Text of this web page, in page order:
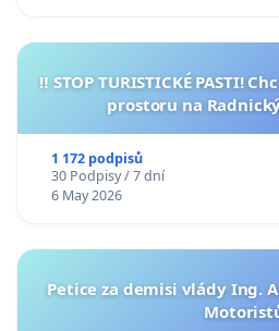
‼️ STOP TURISTICKÉ PASTI!
prostoru na
1 172 podpisů
30 Podpisy / 7 dní
6 May 2026
Petice za demisi vlády Ing.